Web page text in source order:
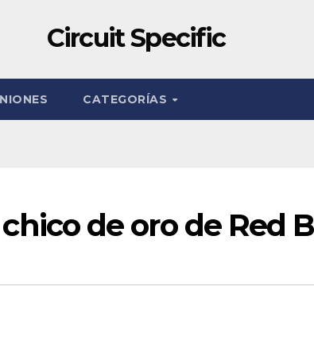
Circuit Specific
CATEGORÍAS
de oro de Red